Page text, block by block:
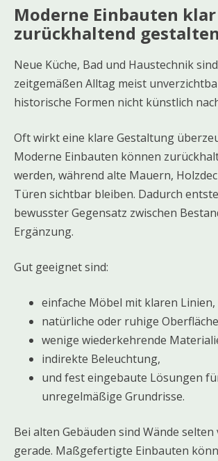
Moderne Einbauten
zurückhaltend gestalten
Neue Küche, Bad und Haustechnik
zeitgemäßen Alltag meist
historische Formen nicht künstlich
Oft wirkt eine klare Gestaltung
Moderne Einbauten können
werden, während alte Mauern,
Türen sichtbar bleiben. Dadurch
bewusster Gegensatz zwischen
Ergänzung.
Gut geeignet sind:
einfache Möbel mit klaren Linien,
natürliche oder ruhige
wenige wiederkehrende
indirekte Beleuchtung,
und fest eingebaute Lösungen
unregelmäßige Grundrisse.
Bei alten Gebäuden sind Wände
gerade. Maßgefertigte Einbauten